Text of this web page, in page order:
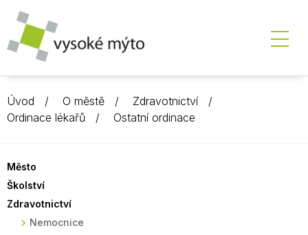
Úvod O městě
Zdravotnictví
Ordinace lékařů
Ostatní ordinace
Město
Školství
Zdravotnictví
Nemocnice